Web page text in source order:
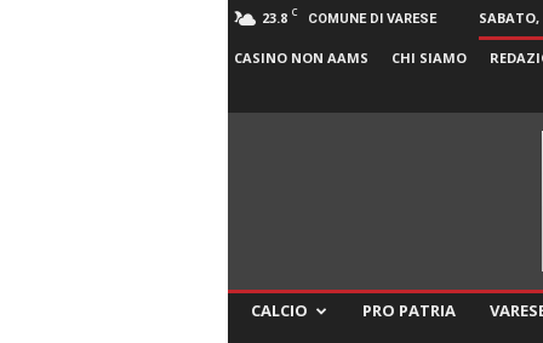
23.8 C COMUNE DI VARESE
CASINO NON AAMS CHI SIAMO
CALCIO PRO PATRIA